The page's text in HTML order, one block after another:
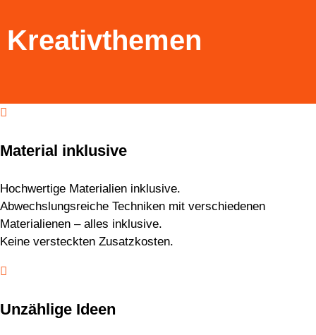
Kreativthemen

Material inklusive
Hochwertige Materialien inklusive.
Abwechslungsreiche Techniken mit verschiedenen
Materialienen – alles inklusive.
Keine versteckten Zusatzkosten.

Unzählige Ideen